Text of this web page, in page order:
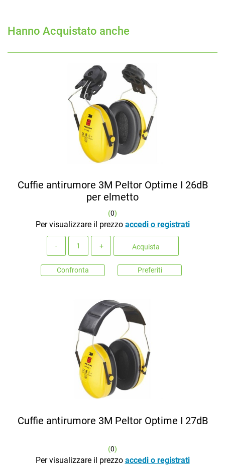
Hanno Acquistato anche
Cuffie antirumore 3M Peltor Optime I 26dB
per elmetto
(0)
Per visualizzare il prezzo accedi o registrati
Acquista
Confronta Preferiti
Cuffie antirumore 3M Peltor Optime I 27dB
(0)
Per visualizzare il prezzo accedi o registrati